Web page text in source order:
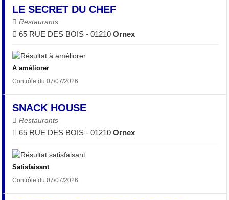
LE SECRET DU CHEF
Restaurants
65 RUE DES BOIS - 01210Ornex
A améliorer
Contrôle du 07/07/2026
SNACK HOUSE
Restaurants
65 RUE DES BOIS - 01210Ornex
Satisfaisant
Contrôle du 07/07/2026